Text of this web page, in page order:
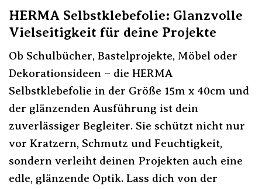
HERMA Selbstklebefolie: Glanzvolle
Vielseitigkeit für deine Projekte
Ob Schulbücher, Bastelprojekte, Möbel oder
Dekorationsideen – die HERMA
Selbstklebefolie in der Größe 15m x 40cm und
der glänzenden Ausführung ist dein
zuverlässiger Begleiter. Sie schützt nicht nur
vor Kratzern, Schmutz und Feuchtigkeit,
sondern verleiht deinen Projekten auch eine
edle, glänzende Optik. Lass dich von der